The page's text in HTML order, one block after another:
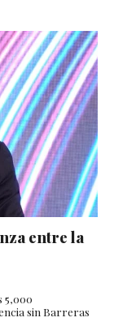
entre la
5,000
sin Barreras